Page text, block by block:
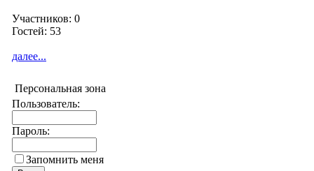
Участников: 0
Гостей: 53
далее...
Персональная зона
Пользователь:
Пароль:
Запомнить меня